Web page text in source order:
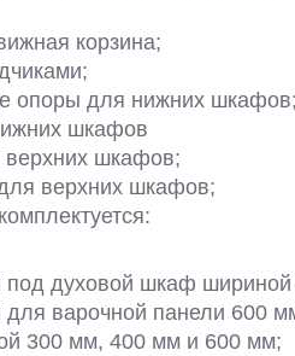
корзина;
опоры для нижних шкафов;
шкафов
шкафов;
верхних шкафов;
духовой шкаф
варочной панели 600
300 мм, 400 мм и 600 мм;